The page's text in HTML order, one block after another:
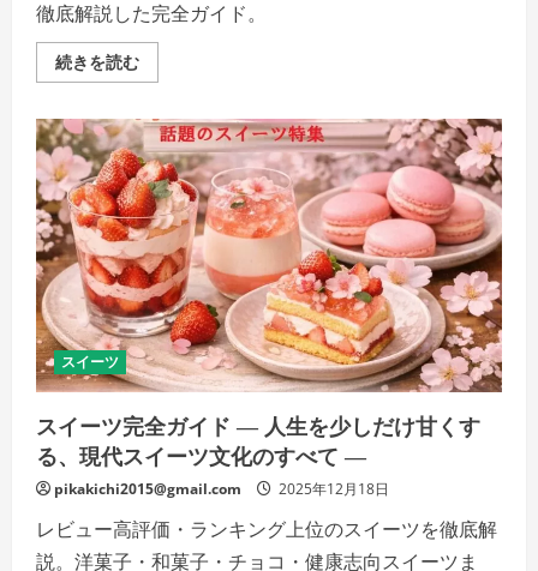
る
コ
ツ
の
詳
ご
覧
く
だ
さ
い
徹底解説した完全ガイド。
続きを読む松
前
は
何
か
──
北
海
道
の
海
と
暮
ら
し
が
生
ん
だ“完
成
さ
れ
た
保
存
文
化”の
詳
スイーツ
スイーツ完全ガイド ― 人生を少しだけ甘くす
る、現代スイーツ文化のすべて ―
pikakichi2015@gmail.com 2025年12月18日
レビュー高評価・ランキング上位のスイーツを徹底解
説。洋菓子・和菓子・チョコ・健康志向スイーツま